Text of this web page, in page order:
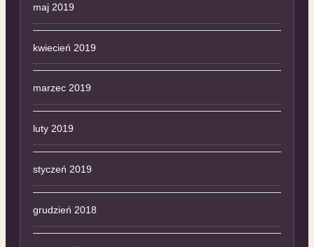
maj 2019
kwiecień 2019
marzec 2019
luty 2019
styczeń 2019
grudzień 2018